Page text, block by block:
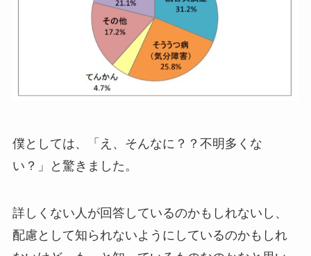
僕としては、「え、そんなに？？不明多くな
い？」と驚きました。
詳しくない人が回答しているのかもしれないし、
配慮として知られないようにしているのかもしれ